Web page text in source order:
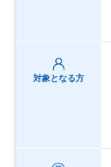
対象となる方